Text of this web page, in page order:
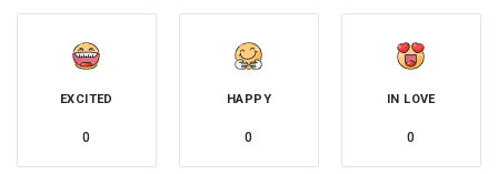
EXCITED
0
HAPPY
0
IN LOVE
0